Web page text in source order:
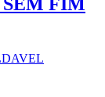
SEM FIM